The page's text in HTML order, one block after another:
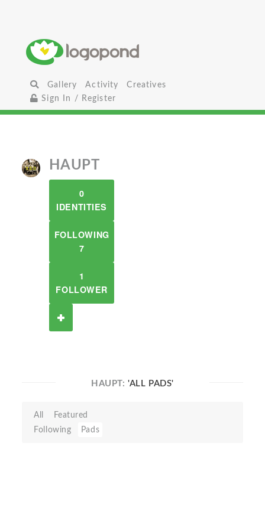
Gallery Activity
Creatives
Sign In / Register
HAUPT
0
IDENTITIES
FOLLOWING
7
1
FOLLOWER
HAUPT:'ALL PADS'
All
Featured
Following
Pads